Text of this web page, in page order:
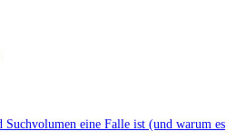
Suchvolumen eine Falle ist (und warum es